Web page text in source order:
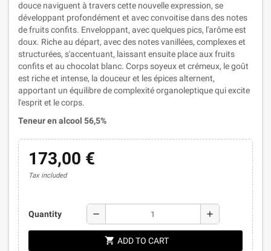
douce naviguent à travers cette nouvelle expression, se
développant profondément et avec convoitise dans des notes
de fruits confits. Enveloppant, avec quelques pics, l'arôme est
doux. Riche au départ, avec des notes vanillées, complexes et
structurées, s'accentuant, laissant ensuite place aux fruits
confits et au chocolat blanc. Corps soyeux et crémeux, le goût
est riche et intense, la douceur et les épices alternent,
apportant un équilibre de complexité organoleptique qui excite
l'esprit et le corps.
Teneur en alcool 56,5%
173,00 €
Tax included
Quantity remove add
shopping_cart ADD TO CART